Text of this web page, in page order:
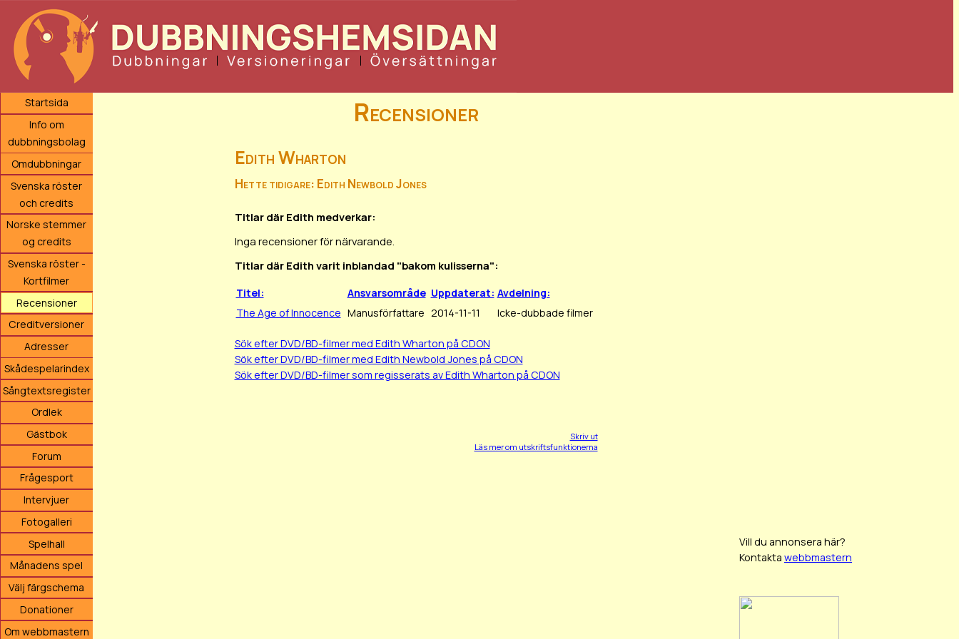
Startsida
Info om
dubbningsbolag
Omdubbningar
Svenska röster
och credits
Norske stemmer
og credits
Svenska röster -
Kortfilmer
Recensioner
Creditversioner
Adresser
Skådespelarindex
Sångtextsregister
Ordlek
Gästbok
Forum
Frågesport
Intervjuer
Fotogalleri
Spelhall
Månadens spel
Välj färgschema
Donationer
Om webbmastern
Recensioner
Edith Wharton
Hette tidigare: Edith Newbold Jones
Titlar där Edith medverkar:
Inga recensioner för närvarande.
Titlar där Edith varit inblandad "bakom kulisserna":
Titel: Ansvarsområde Uppdaterat: Avdelning:
The Age of Innocence Manusförfattare 2014-11-11 Icke-dubbade filmer
Sök efter DVD/BD-filmer med Edith Wharton på CDON
Sök efter DVD/BD-filmer med Edith Newbold Jones på CDON
Sök efter DVD/BD-filmer som regisserats av Edith Wharton på CDON
Skriv ut
Läs mer om utskriftsfunktionerna
Vill du annonsera här?
Kontakta webbmastern